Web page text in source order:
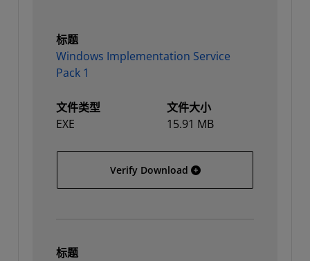
标题
Windows Implementation Service
Pack 1
文件类型
EXE
文件大小
15.91 MB
Verify Download Windows
标题